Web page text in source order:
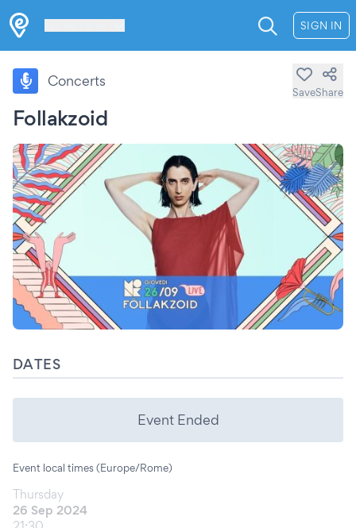
SIGN IN
Follakzoid
Concerts
SaveShare
DATES
Event Ended
Event local times (Europe/Rome)
Thursday
26 Sep 2024